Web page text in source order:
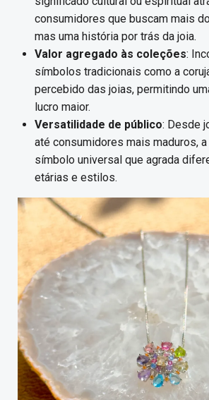
consumidores que buscam mais
mas uma história por trás da joia.
Valor agregado às coleções:
símbolos tradicionais como a
percebido das joias, permitindo
lucro maior.
Versatilidade de público: Desde
até consumidores mais maduros, a
símbolo universal que agrada
etárias e estilos.